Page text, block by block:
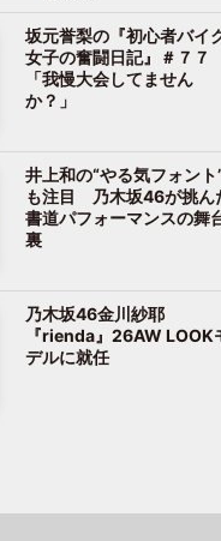
坂元誉梨の『初心者バイ
女子の奮闘日記』＃７７
「我慢大会してません
か？」
井上和の“やる気フォント
も注目 乃木坂46が挑ん
書道パフォーマンスの舞
裏
乃木坂46金川紗耶
『rienda』26AW LOOK
デルに就任